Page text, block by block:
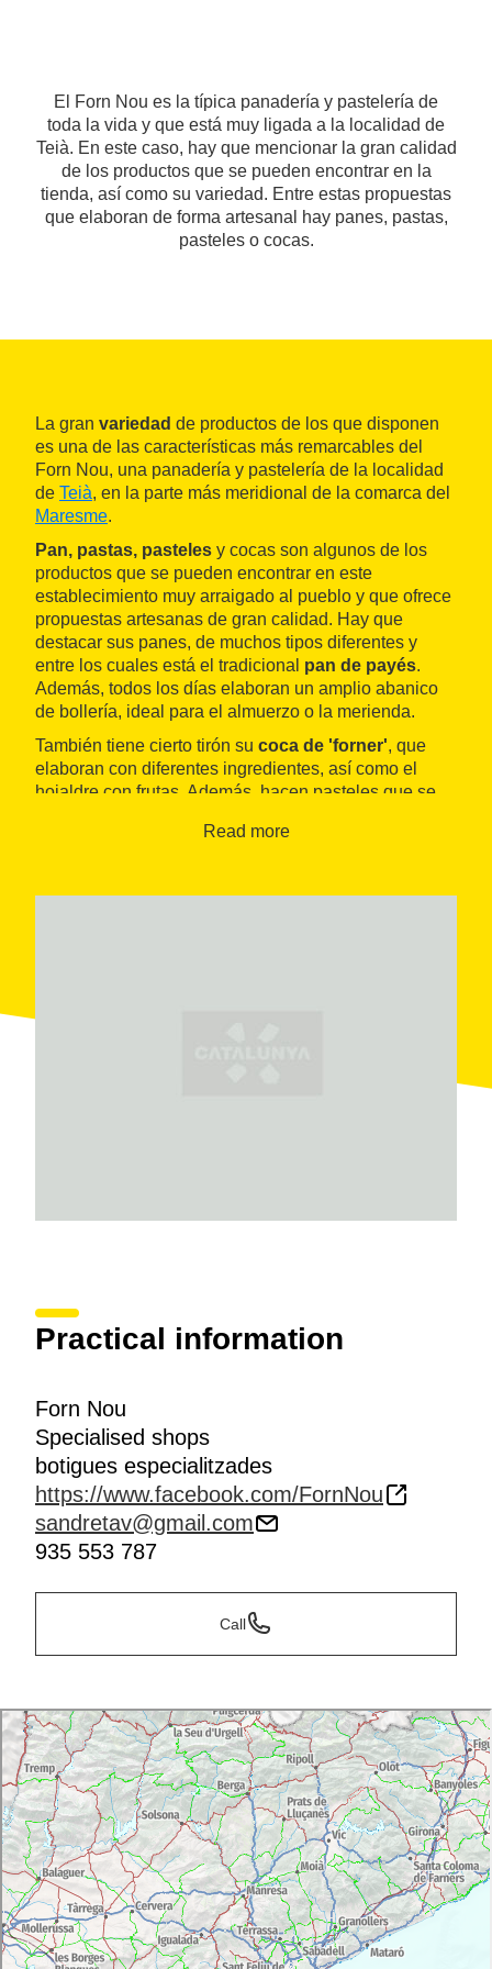
El Forn Nou es la típica panadería y pastelería de
toda la vida y que está muy ligada a la localidad de
Teià. En este caso, hay que mencionar la gran calidad
de los productos que se pueden encontrar en la
tienda, así como su variedad. Entre estas propuestas
que elaboran de forma artesanal hay panes, pastas,
pasteles o cocas.
La gran variedad de productos de los que disponen
es una de las características más remarcables del
Forn Nou, una panadería y pastelería de la localidad
de Teià, en la parte más meridional de la comarca del
Maresme.
Pan, pastas, pasteles y cocas son algunos de los
productos que se pueden encontrar en este
establecimiento muy arraigado al pueblo y que ofrece
propuestas artesanas de gran calidad. Hay que
destacar sus panes, de muchos tipos diferentes y
entre los cuales está el tradicional pan de payés.
Además, todos los días elaboran un amplio abanico
de bollería, ideal para el almuerzo o la merienda.
También tiene cierto tirón su coca de 'forner', que
elaboran con diferentes ingredientes, así como el
hojaldre con frutas. Además, hacen pasteles que se
propuestas especiales para algunas épocas del año,
Read more
Practical information
Forn Nou
Specialised shops
botigues especialitzades
https://www.facebook.com/FornNou
sandretav@gmail.com
935 553 787
Call